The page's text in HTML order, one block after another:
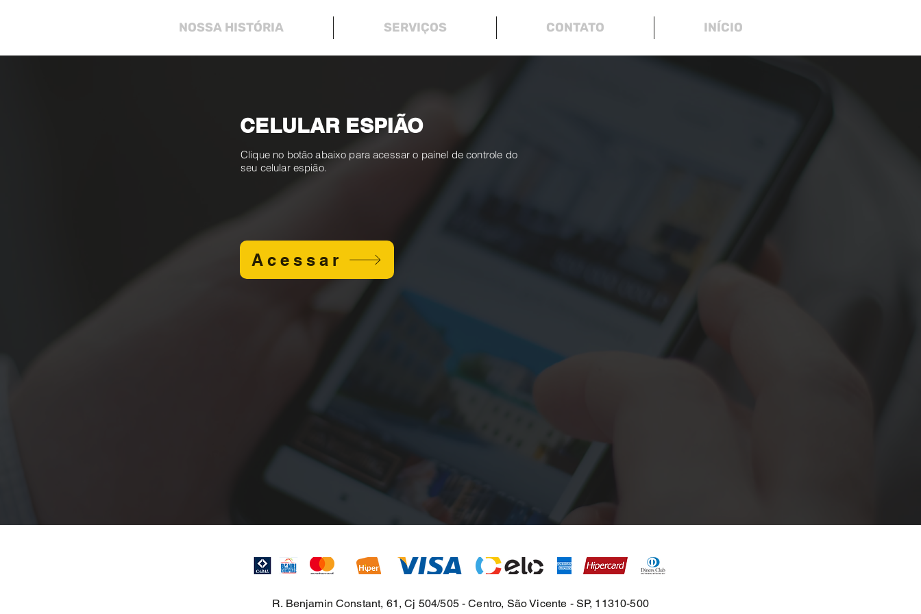
NOSSA HISTÓRIA SERVIÇOS CONTATO INÍCIO
CELULAR ESPIÃO
Clique no botão abaixo para acessar o painel de controle do
seu celular espião.
Acessar
R. Benjamin Constant, 61, Cj 504/505 - Centro, São Vicente - SP, 11310-500